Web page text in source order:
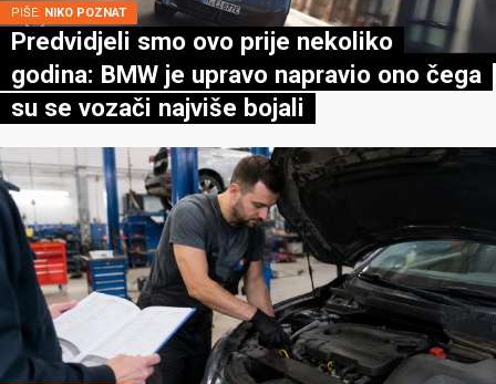
PIŠE: NIKO POZNAT
Predvidjeli smo ovo prije nekoliko
godina: BMW je upravo napravio ono čega
su se vozači najviše bojali